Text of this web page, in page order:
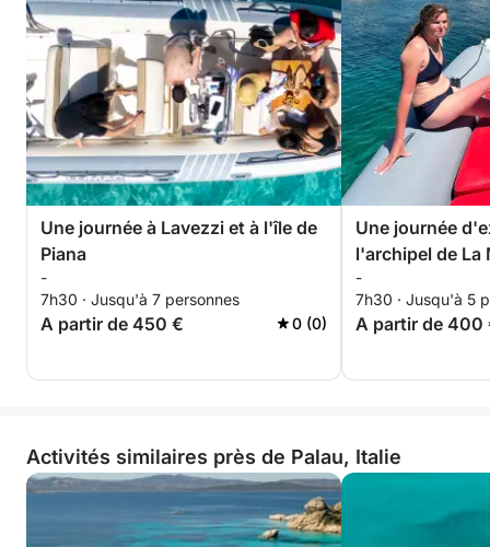
Une journée à Lavezzi et à l'île de
Piana
-
7h30 · Jusqu'à 7 personnes
A partir de 450 € 0 (0)
Une journée
l'archipel de La
-
7h30 · Jusqu'à 5
A partir de 400
Activités similaires près de Palau, Italie